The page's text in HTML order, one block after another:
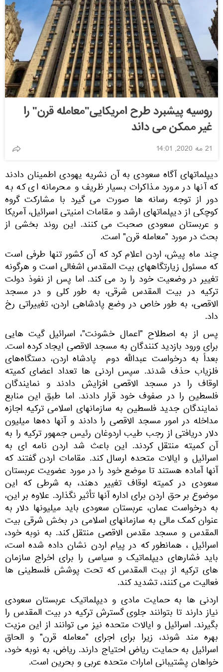
روسیه پیشبرد طرح امریکایی"معامله قرن" را
غیر ممکن می داند
21 مه 2020, 14:01
دیپلماتهای آگاه سعودی به آن نشریه یهودی اطمینان دادند
که آنها در مورد مذاکرات بسیار ظریف و محرمانه ای که به
دور از توجه رسانه ها صورت می گیرد با مشارکت گروه
کوچکی از دیپلماتهای ارشد و مقامات امنیتی اسرائیل، آمریکا
و عربستان سعودی صحبت می کنند. این روند بخشی از
بحث در مورد "معامله قرن" است.
چند ماه پیش، اردن اعلام کرد که آن کشور تنها طرفی است
که مسئول زیارتگاههای بیت المقدس اشغالی است و هرگونه
تغییر در وضعیت خود را رد می کند. اما پس از نفوذ دولت
ترکیه در بیت المقدس شرقی، به طور کلی و در مسجد
الاقصی، به طور خاص در وضع پادشاهی اردن، تغییراتی رخ
داد.
پس از به اصطلاح "اعمال خشونت"، اسرائیل گیت هایی
برای ورود بازدید کنندگان به مسجد الاقصی ایجاد کرده است.
بعداً به درخواست عبدالله دوم پادشاه اردن، دستگاه‌های
فلزیاب حذف شدند. سپس اردنی ها تعداد اعضای کمیته
اوقاف را در مسجد الاقصی افزایش دادند و نمایندگان
فلسطین را در صفوف خود قرار دادند. اما طبق این منابع
نمایندگان جدید فلسطین به سازمانهای اسلامی ترکیه اجازه
مداخله در امور مسجد الاقصی را دادند و آنها ده‌ها میلیون
دلار دریافتی از رجب طیب اردوغان رئیس جمهور ترکیه را به
آن کمیته منتقل کردند. این باعث شد اردن نامه ای به
اسرائیل و ایالات متحده ارسال کند. مقامات اردن گفتند که
آنها آماده هستند تا موضع خود را در مورد عضویت عربستان
سعودی در کمیته اوقاف تغییر دهند، به شرطی که این
موضوع بر حق اردن برای اداره آنها تأثیر نگذارد. علاوه بر این،
به درخواست عمان، عربستان سعودی باید میلیونها دلار به
عنوان کمک مالی به سازمانهای اسلامی در بخش شرقی بیت
المقدس و مسجد مقدس الاقصی منتقل کند. به نوبه خود،
اسرائیل ، همانطور که در پیام اردن نشان داده شده است،
باید فشارهای دیپلماتیک و سیاسی را برای اخراج سازمان
های ترکیه از بیت المقدس که تحت پوشش فلسطینی ها
فعالیت می کنند، تشدید کند.
اردنی ها به حمایت مادی و دیپلماتیک عربستان سعودی
نیاز دارند تا بتوانند جلوی گسترش ترکیه در بیت المقدس را
بگیرند. اسرائیل و ایالات متحده نیز می توانند از این مزیت
بهره مند شوند، زیرا برای اجرای "معامله قرن" و الحاق
اسرائیل به حمایت ریاض احتیاج دارند. ریاض، به نوبه خود،
خواهان پشتیبانی امارات متحده عربی و بحرین است.